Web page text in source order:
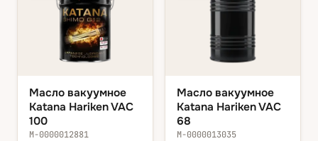
Масло вакуумное
Katana Hariken VAC
100
М-0000012881
Масло вакуумное
Katana Hariken VAC
68
М-0000013035